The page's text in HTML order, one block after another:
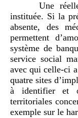
Une
instituée. Si la
absente, des
permettent
système de
service social
avec qui celle-ci
quatre sites
à identifier et
territoriales
exemple sur le